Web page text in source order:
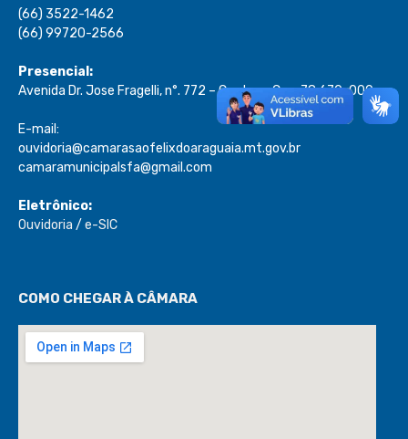
(66) 3522-1462
(66) 99720-2566
Presencial:
Avenida Dr. Jose Fragelli, n°. 772 – Centro – Cep: 78.670-000
E-mail:
ouvidoria@camarasaofelixdoaraguaia.mt.gov.br
camaramunicipalsfa@gmail.com
Eletrônico:
Ouvidoria / e-SIC
COMO CHEGAR À CÂMARA